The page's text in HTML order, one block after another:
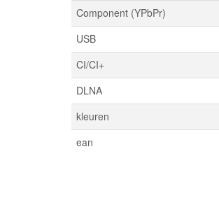
Component (YPbPr)
USB
CI/CI+
DLNA
kleuren
ean